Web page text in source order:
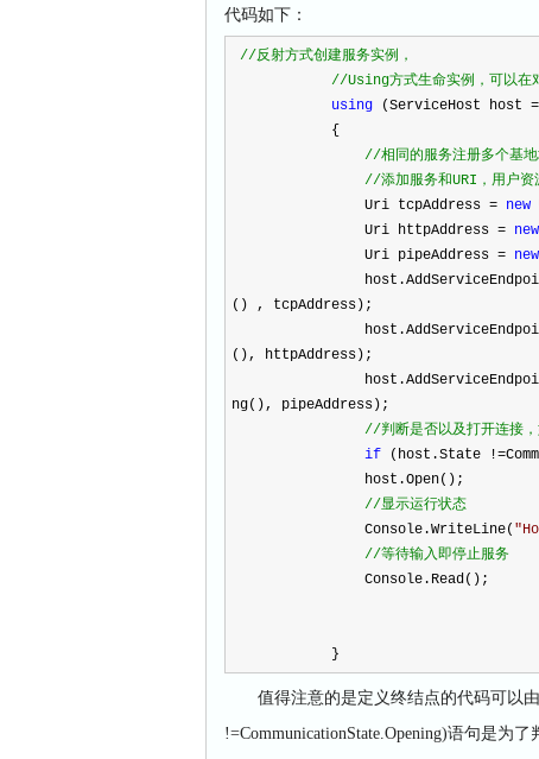
代码如下：
//反射方式创建服务实例，
//Using方式生命实例，可以在
using (ServiceHost host =
{
//相同的服务注册多个基
//添加服务和URI，用户资
Uri tcpAddress = new
Uri httpAddress = new
Uri pipeAddress = new
() , tcpAddress);
(), httpAddress);
ng(), pipeAddress);
//判断是否以及打开连接
if (host.State !=
host.Open();
//显示运行状态
Console.WriteLine( "
//等待输入即停止服务
Console.Read();
}
值得注意的是定义终结点的代码可以
!=CommunicationState.Opening)语句是为